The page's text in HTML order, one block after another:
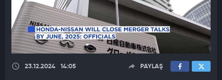
23.12.2024 14:05 PAYLAŞ